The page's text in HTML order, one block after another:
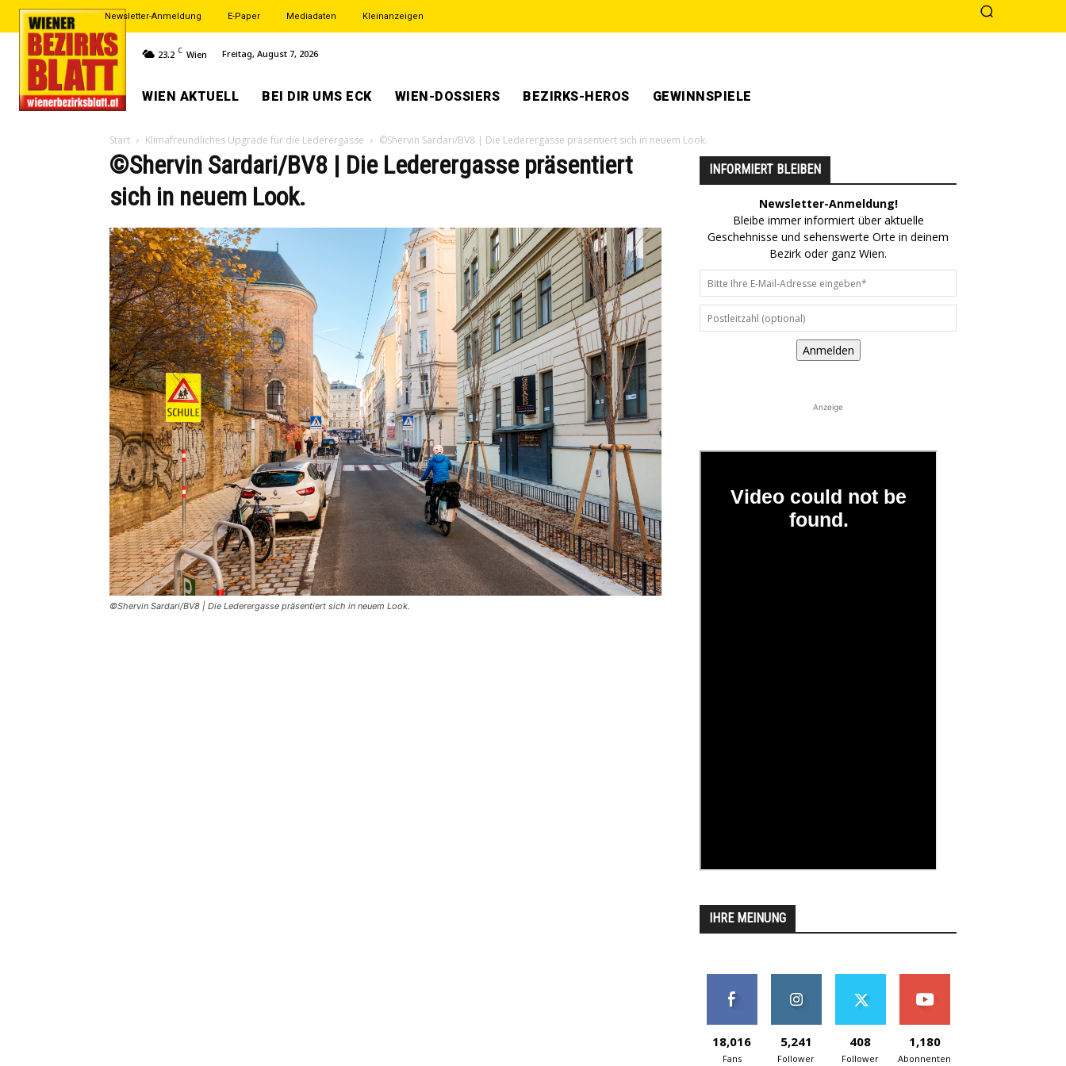
Newsletter-Anmeldung E-Paper Mediadaten Kleinanzeigen
23.2 C Wien Freitag, August 7, 2026
WIEN AKTUELL BEI DIR UMS ECK WIEN-DOSSIERS BEZIRKS-HEROS GEWINNSPIELE
Start Klimafreundliches Upgrade für die Lederergasse ©Shervin Sardari/BV8 | Die Lederergasse präsentiert sich in neuem Look.
©Shervin Sardari/BV8 | Die Lederergasse präsentiert
sich in neuem Look.
©Shervin Sardari/BV8 | Die Lederergasse präsentiert sich in neuem Look.
INFORMIERT BLEIBEN
Newsletter-Anmeldung!
Bleibe immer informiert über aktuelle
Geschehnisse und sehenswerte Orte in deinem
Bezirk oder ganz Wien.
Anmelden
Anzeige
IHRE MEINUNG
18,016
Fans
5,241
Follower
408
Follower
1,180
Abonnenten